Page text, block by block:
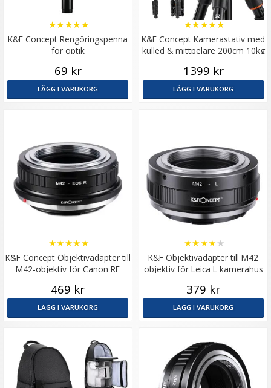
K&F Concept Rengöringspenna
för optik
★★★★★
69 kr
LÄGG I VARUKORG
K&F Concept Kamerastativ med
kulled & mittpelare 200cm 10kg
★★★★★
1399 kr
LÄGG I VARUKORG
K&F Concept Objektivadapter till
M42-objektiv för Canon RF
★★★★★
469 kr
LÄGG I VARUKORG
K&F Objektivadapter till M42
objektiv för Leica L kamerahus
★★★★ ★
379 kr
LÄGG I VARUKORG